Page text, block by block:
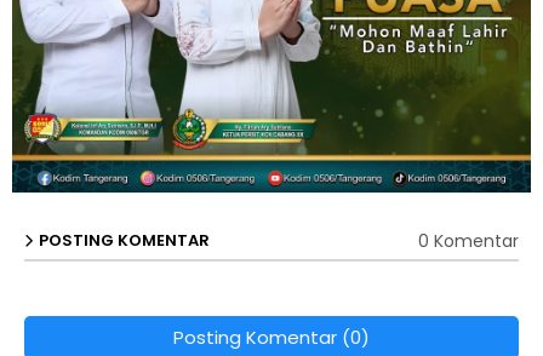
POSTING KOMENTAR 0 Komentar
Posting Komentar (0)